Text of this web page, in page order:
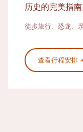
历史的完美指南
徒步旅行、恐龙、
查看行程安排